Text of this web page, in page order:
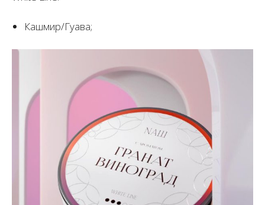
Кашмир/Гуава;